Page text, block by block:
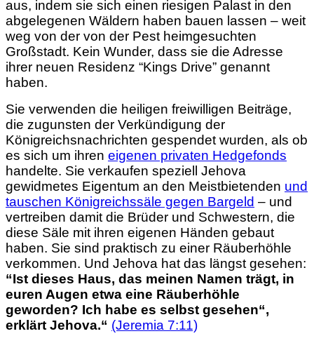
aus, indem sie sich einen riesigen Palast in den
abgelegenen Wäldern haben bauen lassen – weit
weg von der von der Pest heimgesuchten
Großstadt. Kein Wunder, dass sie die Adresse
ihrer neuen Residenz “Kings Drive” genannt
haben.
Sie verwenden die heiligen freiwilligen Beiträge,
die zugunsten der Verkündigung der
Königreichsnachrichten gespendet wurden, als ob
es sich um ihren eigenen privaten Hedgefonds
handelte. Sie verkaufen speziell Jehova
gewidmetes Eigentum an den Meistbietenden und
tauschen Königreichssäle gegen Bargeld – und
vertreiben damit die Brüder und Schwestern, die
diese Säle mit ihren eigenen Händen gebaut
haben. Sie sind praktisch zu einer Räuberhöhle
verkommen. Und Jehova hat das längst gesehen:
“Ist dieses Haus, das meinen Namen trägt, in
euren Augen etwa eine Räuberhöhle
geworden? Ich habe es selbst gesehen“,
erklärt Jehova.“ (Jeremia 7:11)